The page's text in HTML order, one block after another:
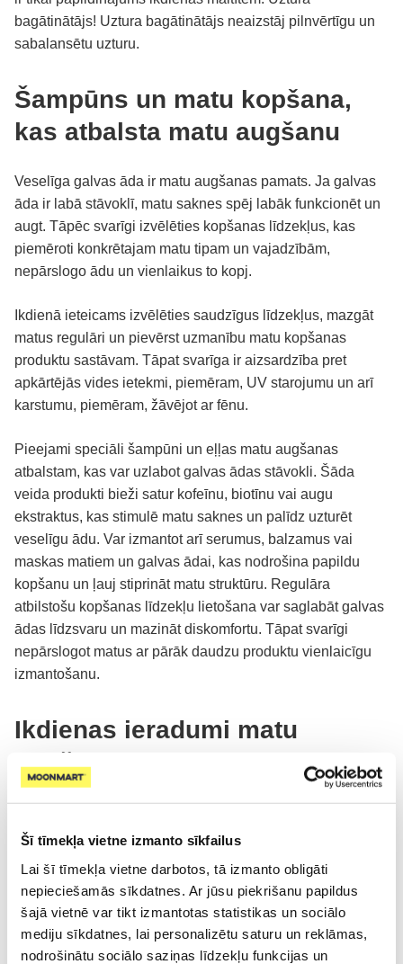
Šī tīmekļa vietne izmanto sīkfailus
Lai šī tīmekļa vietne darbotos, tā izmanto obligāti
nepieciešamās sīkdatnes. Ar jūsu piekrišanu papildus
šajā vietnē var tikt izmantotas statistikas un sociālo
mediju sīkdatnes, lai personalizētu saturu un reklāmas,
nodrošinātu sociālo saziņas līdzekļu funkcijas un
bagātinātājs! Uztura bagātinātājs neaizstāj pilnvērtīgu un
sabalansētu uzturu.
Šampūns un matu kopšana,
kas atbalsta matu augšanu
Veselīga galvas āda ir matu augšanas pamats. Ja galvas
āda ir labā stāvoklī, matu saknes spēj labāk funkcionēt un
augt. Tāpēc svarīgi izvēlēties kopšanas līdzekļus, kas
piemēroti konkrētajam matu tipam un vajadzībām,
nepārslogo ādu un vienlaikus to kopj.
Ikdienā ieteicams izvēlēties saudzīgus līdzekļus, mazgāt
matus regulāri un pievērst uzmanību matu kopšanas
produktu sastāvam. Tāpat svarīga ir aizsardzība pret
apkārtējās vides ietekmi, piemēram, UV starojumu un arī
karstumu, piemēram, žāvējot ar fēnu.
Pieejami speciāli šampūni un eļļas matu augšanas
atbalstam, kas var uzlabot galvas ādas stāvokli. Šāda
veida produkti bieži satur kofeīnu, biotīnu vai augu
ekstraktus, kas stimulē matu saknes un palīdz uzturēt
veselīgu ādu. Var izmantot arī serumus, balzamus vai
maskas matiem un galvas ādai, kas nodrošina papildu
kopšanu un ļauj stiprināt matu struktūru. Regulāra
atbilstošu kopšanas līdzekļu lietošana var saglabāt galvas
ādas līdzsvaru un mazināt diskomfortu. Tāpat svarīgi
nepārslogot matus ar pārāk daudzu produktu vienlaicīgu
izmantošanu.
Ikdienas ieradumi matu
augšanai
nosaka galvas ādas un matu stāvokli. Regulāras,
uzlabot rezultātu ilgtermiņā.
Paradums Kā palīdz Kā ieviest